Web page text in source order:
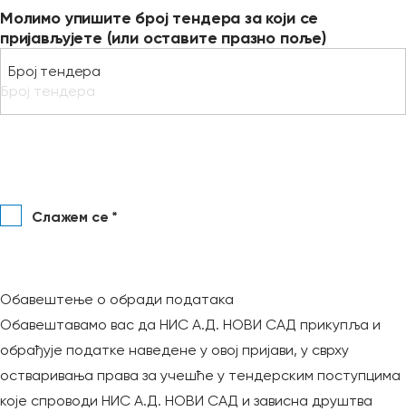
Молимо упишите број тендера за који се
пријављујете (или оставите празно поље)
Број тендера
Слажем се *
Обавештење о обради података
Обавештавамо вас да НИС А.Д. НОВИ САД прикупља и
обрађује податке наведене у овој пријави, у сврху
остваривања права за учешће у тендерским поступцима
које спроводи НИС А.Д. НОВИ САД и зависна друштва